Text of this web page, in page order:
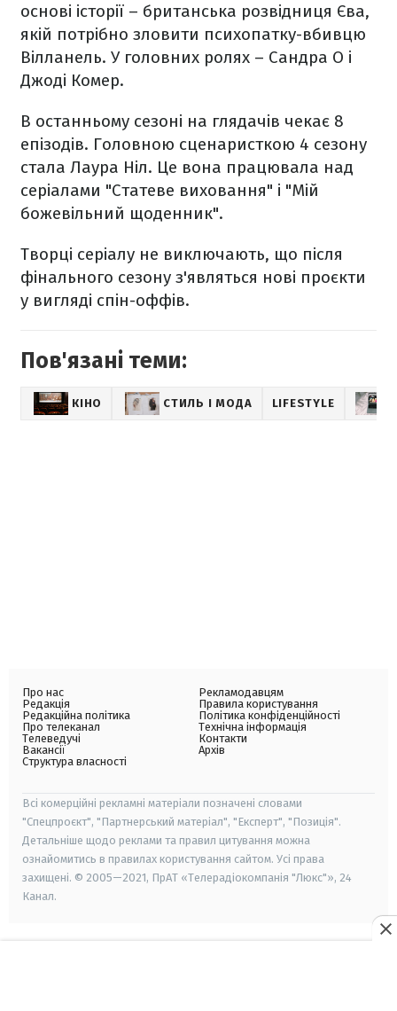
основі історії – британська розвідниця Єва,
якій потрібно зловити психопатку-вбивцю
Вілланель. У головних ролях – Сандра О і
Джоді Комер.
В останньому сезоні на глядачів чекає 8
епізодів. Головною сценаристкою 4 сезону
стала Лаура Ніл. Це вона працювала над
серіалами "Статеве виховання" і "Мій
божевільний щоденник".
Творці серіалу не виключають, що після
фінального сезону з'являться нові проєкти
у вигляді спін-оффів.
Пов'язані теми:
КІНО СТИЛЬ І МОДА LIFESTYLE
Про нас
Редакція
Редакційна політика
Про телеканал
Телеведучі
Вакансії
Структура власності
Рекламодавцям
Правила користування
Політика конфіденційності
Технічна інформація
Контакти
Архів
Всі комерційні рекламні матеріали позначені словами
"Спецпроєкт", "Партнерський матеріал", "Експерт", "Позиція".
Детальніше щодо реклами та правил цитування можна
ознайомитись в правилах користування сайтом. Усі права
захищені. © 2005—2021, ПрАТ «Телерадіокомпанія "Люкс"», 24
Канал.